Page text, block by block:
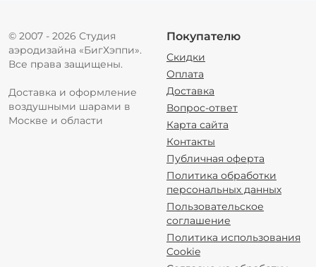
© 2007 - 2026 Студия
аэродизайна «БигХэппи».
Все права защищены.
Доставка и оформление
воздушными шарами в
Москве и области
Покупателю
Скидки
Оплата
Доставка
Вопрос-ответ
Карта сайта
Контакты
Публичная оферта
Политика обработки
персональных данных
Пользовательское
соглашение
Политика использования
Cookie